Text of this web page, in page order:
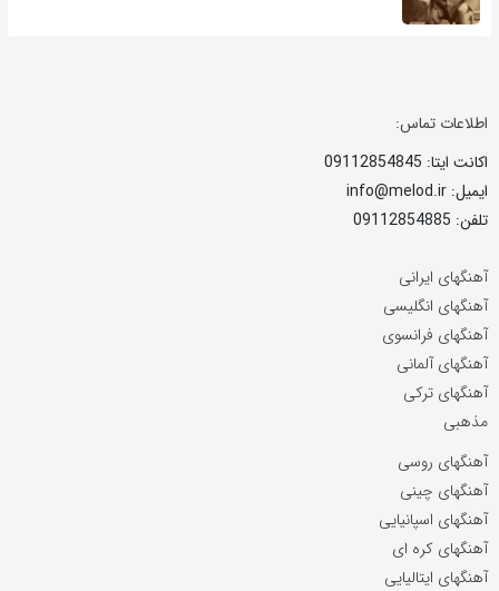
اطلاعات تماس:
اکانت ایتا: 09112854845
ایمیل: info@melod.ir
تلفن: 09112854885
آهنگهای ایرانی
آهنگهای انگلیسی
آهنگهای فرانسوی
آهنگهای آلمانی
آهنگهای ترکی
مذهبی
آهنگهای روسی
آهنگهای چینی
آهنگهای اسپانیایی
آهنگهای کره ای
آهنگهای ایتالیایی